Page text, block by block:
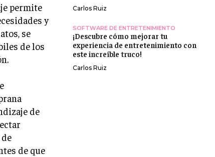
permite
y
se
de los
de
de que
Carlos Ruiz
SOFTWARE DE ENTRETENIMIENTO
¡Descubre cómo mejorar tu
experiencia de entretenimiento con
este increíble truco!
Carlos Ruiz